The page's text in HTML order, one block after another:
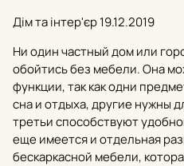
Дім та інтер'єр19.12.2019
Ни один частный дом или
обойтись без мебели. Она
функции, так как одни
сна и отдыха, другие нужны
третьи способствуют
еще имеется и отдельная
бескаркасной мебели,